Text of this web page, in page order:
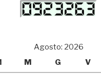
Agosto: 2026
M G V